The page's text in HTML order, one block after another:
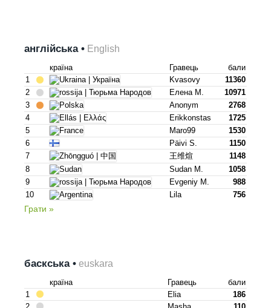
англійська • English
країна Гравець
бали
1
Kvasovy
11360
2
Елена М.
10971
3
Anonym
2768
4
Erikkonstas
1725
5
Maro99
1530
6
Päivi S.
1150
7
王维煊
1148
8
Sudan M.
1058
9
Evgeniy M.
988
10
Lila 756
Грати »
баскська • euskara
країна Гравець
бали
1
Elia
186